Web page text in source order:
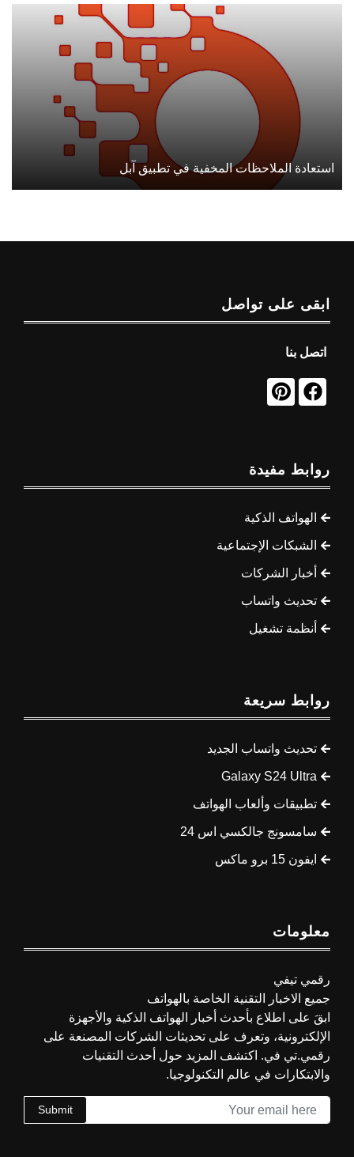
استعادة الملاحظات المخفية في تطبيق آبل
ابقى على تواصل
اتصل بنا
روابط مفيدة
الهواتف الذكية
الشبكات الإجتماعية
أخبار الشركات
تحديث واتساب
أنظمة تشغيل
روابط سريعة
تحديث واتساب الجديد
Galaxy S24 Ultra
تطبيقات وألعاب الهواتف
سامسونج جالكسي اس 24
ايفون 15 برو ماكس
معلومات
رقمي تيفي
جميع الاخبار التقنية الخاصة بالهواتف
ابقَ على اطلاع بأحدث أخبار الهواتف الذكية والأجهزة
الإلكترونية، وتعرف على تحديثات الشركات المصنعة على
رقمي.تي في. اكتشف المزيد حول أحدث التقنيات
والابتكارات في عالم التكنولوجيا.
Submit